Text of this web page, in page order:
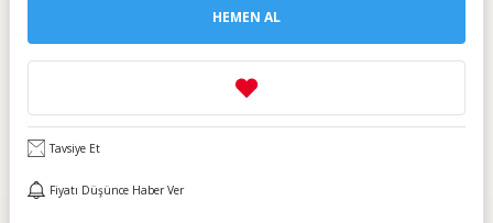
HEMEN AL
Tavsiye Et
Fiyatı Düşünce Haber Ver